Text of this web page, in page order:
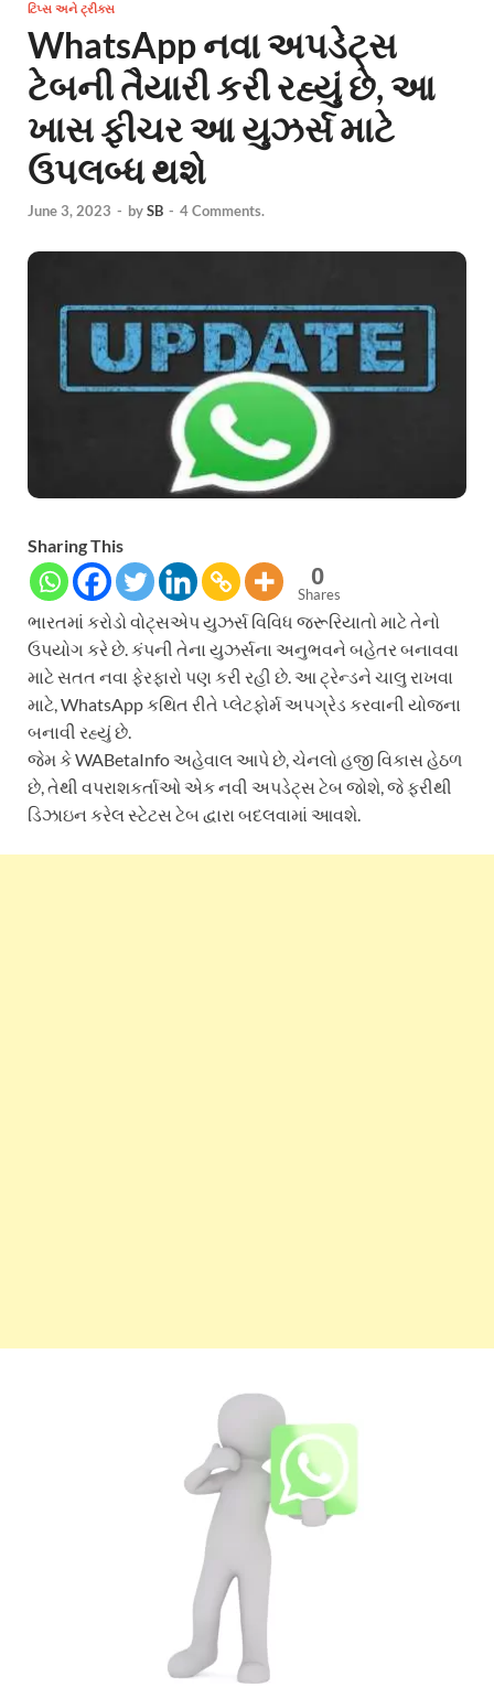
ટિપ્સ અને ટ્રીક્સ
WhatsApp નવા અપડેટ્સ
ટેબની તૈયારી કરી રહ્યું છે, આ
ખાસ ફીચર આ યુઝર્સ માટે
ઉપલબ્ધ થશે
June 3, 2023 - bySB - 4 Comments.
Sharing This
0
Shares
ભારતમાં કરોડો વોટ્સએપ યુઝર્સ વિવિધ જરૂરિયાતો માટે તેનો
ઉપયોગ કરે છે. કંપની તેના યુઝર્સના અનુભવને બહેતર બનાવવા
માટે સતત નવા ફેરફારો પણ કરી રહી છે. આ ટ્રેન્ડને ચાલુ રાખવા
માટે, WhatsApp કથિત રીતે પ્લેટફોર્મ અપગ્રેડ કરવાની યોજના
બનાવી રહ્યું છે.
જેમ કે WABetaInfo અહેવાલ આપે છે, ચેનલો હજી વિકાસ હેઠળ
છે, તેથી વપરાશકર્તાઓ એક નવી અપડેટ્સ ટેબ જોશે, જે ફરીથી
ડિઝાઇન કરેલ સ્ટેટસ ટેબ દ્વારા બદલવામાં આવશે.